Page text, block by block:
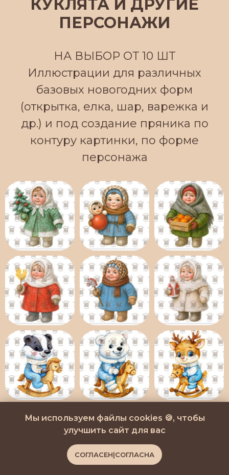
Мы используем файлы cookies 🍪, чтобы
улучшить сайт для вас
СОГЛАСЕН|СОГЛАСНА
КУКЛЯТА И ДРУГИЕ
ПЕРСОНАЖИ
НА ВЫБОР ОТ 10 ШТ
Иллюстрации для различных
базовых новогодних форм
(открытка, елка, шар, варежка и
др.) и под создание пряника по
контуру картинки, по форме
персонажа